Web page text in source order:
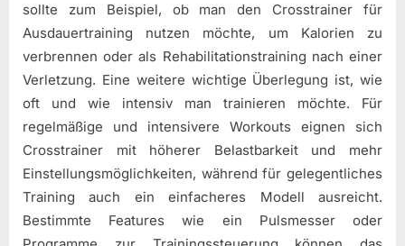
sollte zum Beispiel, ob man den Crosstrainer für
Ausdauertraining nutzen möchte, um Kalorien zu
verbrennen oder als Rehabilitationstraining nach einer
Verletzung. Eine weitere wichtige Überlegung ist, wie
oft und wie intensiv man trainieren möchte. Für
regelmäßige und intensivere Workouts eignen sich
Crosstrainer mit höherer Belastbarkeit und mehr
Einstellungsmöglichkeiten, während für gelegentliches
Training auch ein einfacheres Modell ausreicht.
Bestimmte Features wie ein Pulsmesser oder